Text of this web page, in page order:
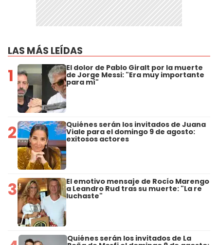
LAS MÁS LEÍDAS
1 El dolor de Pablo Giralt por la muerte
de Jorge Messi: "Era muy importante
para mí"
2 Quiénes serán los invitados de Juana
Viale para el domingo 9 de agosto:
exitosos actores
3 El emotivo mensaje de Rocío Marengo
a Leandro Rud tras su muerte: "La re
luchaste"
Quiénes serán los invitados de La